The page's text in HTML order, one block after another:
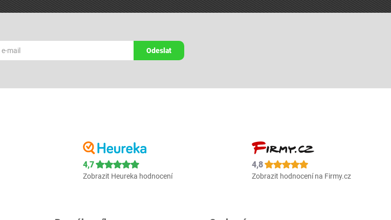
Odeslat
4,7
Zobrazit Heureka hodnocení
4,8
Zobrazit hodnocení na Firmy.cz